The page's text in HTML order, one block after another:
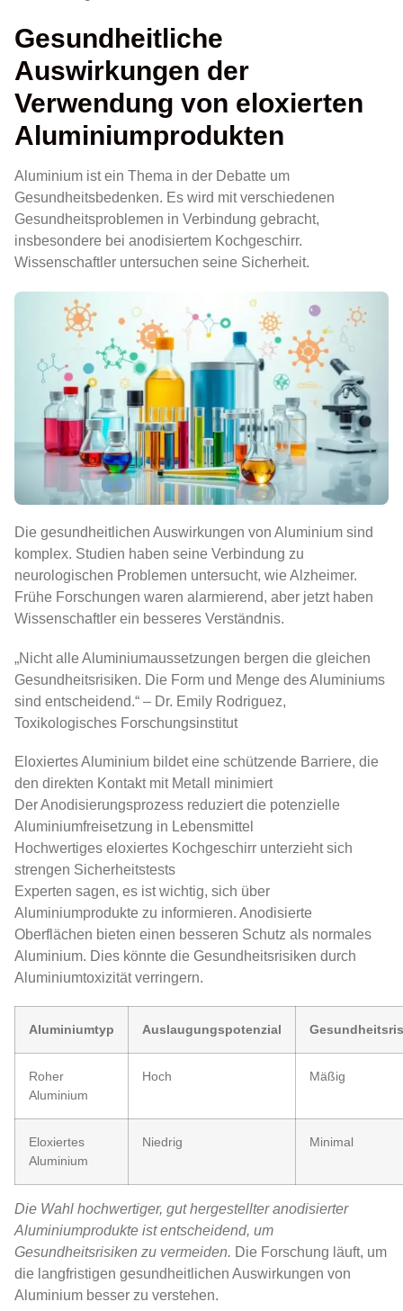
Gesundheitliche
Auswirkungen der
Verwendung von eloxierten
Aluminiumprodukten
Aluminium ist ein Thema in der Debatte um
Gesundheitsbedenken. Es wird mit verschiedenen
Gesundheitsproblemen in Verbindung gebracht,
insbesondere bei anodisiertem Kochgeschirr.
Wissenschaftler untersuchen seine Sicherheit.
Die gesundheitlichen Auswirkungen von Aluminium sind
komplex. Studien haben seine Verbindung zu
neurologischen Problemen untersucht, wie Alzheimer.
Frühe Forschungen waren alarmierend, aber jetzt haben
Wissenschaftler ein besseres Verständnis.
„Nicht alle Aluminiumaussetzungen bergen die gleichen
Gesundheitsrisiken. Die Form und Menge des Aluminiums
sind entscheidend.“ – Dr. Emily Rodriguez,
Toxikologisches Forschungsinstitut
Eloxiertes Aluminium bildet eine schützende Barriere, die
den direkten Kontakt mit Metall minimiert
Der Anodisierungsprozess reduziert die potenzielle
Aluminiumfreisetzung in Lebensmittel
Hochwertiges eloxiertes Kochgeschirr unterzieht sich
strengen Sicherheitstests
Experten sagen, es ist wichtig, sich über
Aluminiumprodukte zu informieren. Anodisierte
Oberflächen bieten einen besseren Schutz als normales
Aluminium. Dies könnte die Gesundheitsrisiken durch
Aluminiumtoxizität verringern.
Aluminiumtyp Auslaugungspotenzial
Roher
Aluminium
Hoch Mäßig
Eloxiertes
Aluminium
Niedrig Minimal
Die Wahl hochwertiger, gut hergestellter anodisierter
Aluminiumprodukte ist entscheidend, um
Gesundheitsrisiken zu vermeiden. Die Forschung läuft, um
die langfristigen gesundheitlichen Auswirkungen von
Aluminium besser zu verstehen.